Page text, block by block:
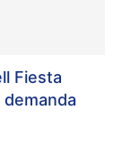
Fiesta